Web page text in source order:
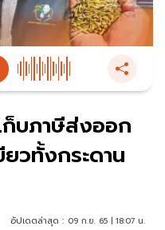
ก็บภาษีส่งออก
ยวทั้งกระดาน
อัปเดตล่าสุด : 09 ก.ย. 65 | 18:07 น.